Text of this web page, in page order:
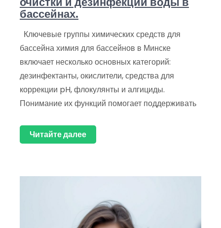
бассейнах.
Ключевые группы химических средств для
бассейна химия для бассейнов в Минске
включает несколько основных категорий:
дезинфектанты, окислители, средства для
коррекции pH, флокулянты и алгициды.
Понимание их функций помогает поддерживать
Читайте далее